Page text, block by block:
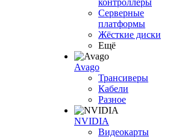
контроллеры
Серверные
платформы
Жёсткие диски
Ещё
Avago
Трансиверы
Кабели
Разное
NVIDIA
Видеокарты